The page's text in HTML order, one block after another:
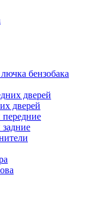
бензобака
дверей
дверей